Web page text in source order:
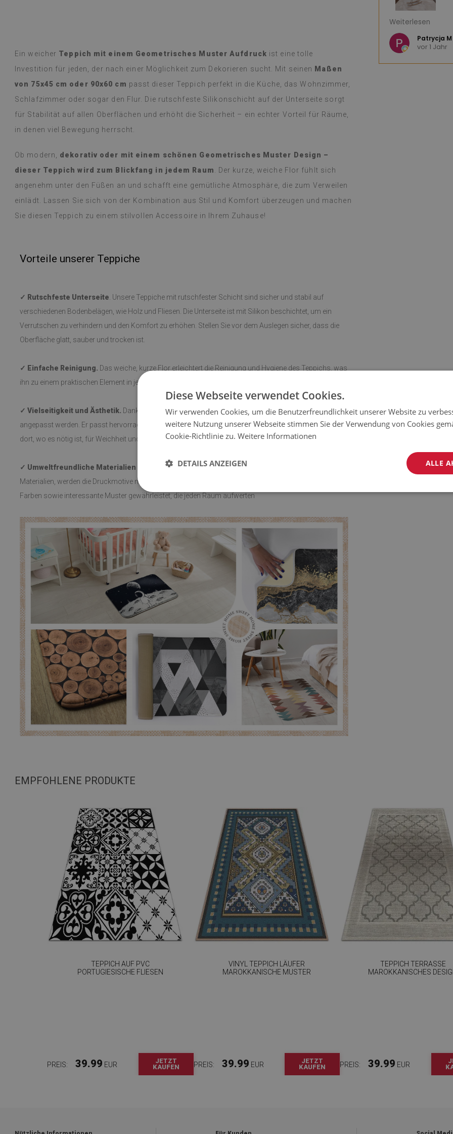
Ein weicher Teppich mit einem Geometrisches Muster Aufdruck ist eine tolle
Investition für jeden, der nach einer Möglichkeit zum Dekorieren sucht. Mit seinen Maßen
von 75x45 cm oder 90x60 cm passt dieser Teppich perfekt in die Küche, das Wohnzimmer,
Schlafzimmer oder sogar den Flur. Die rutschfeste Silikonschicht auf der Unterseite sorgt
für Stabilität auf allen Oberflächen und erhöht die Sicherheit – ein echter Vorteil für Räume,
in denen viel Bewegung herrscht.
Ob modern, dekorativ oder mit einem schönen Geometrisches Muster Design –
dieser Teppich wird zum Blickfang in jedem Raum
. Der kurze, weiche Flor fühlt sich
angenehm unter den Füßen an und schafft eine gemütliche Atmosphäre, die zum Verweilen
einlädt. Lassen Sie sich von der Kombination aus Stil und Komfort überzeugen und machen
Sie diesen Teppich zu einem stilvollen Accessoire in Ihrem Zuhause!
Vorteile unserer Teppiche
✓ Rutschfeste Unterseite . Unsere Teppiche mit rutschfester Schicht sind sicher und stabil auf
verschiedenen Bodenbelägen, wie Holz und Fliesen. Die Unterseite ist mit Silikon beschichtet, um ein
Verrutschen zu verhindern und den Komfort zu erhöhen. Stellen Sie vor dem Auslegen sicher, dass die
Oberfläche glatt, sauber und trocken ist.
✓ Einfache Reinigung. Das weiche, kurze Flor erleichtert die Reinigung und Hygiene des Teppichs, was
ihn zu einem praktischen Element in jedem Raum macht.
✓ Vielseitigkeit und Ästhetik. Dank der verschiedenen Muster kann der Teppich in jedem Raum
angepasst werden. Er passt hervorragend neben das Bett, in den Flur oder ins Wohnzimmer und sorgt
dort, wo es nötig ist, für Weichheit und Komfort.
✓ Umweltfreundliche Materialien und intensive Farben.Hergestellt aus umweltfreundlichen
Materialien, werden die Druckmotive mit der Sublimationstechnik erstellt, was dauerhafte und lebendige
Farben sowie interessante Muster gewährleistet, die jeden Raum aufwerten
beschrieben, gut verpackt. Die Anbringung war
mühelos, und das Ergebnis ist fantastisch. Ich bin
begeistert und immer noch erstaunt, was so eine
einer Woche, und selbst beim häufigen Kochen auf
dem Gasherd (über die Feiertage) habe ich keinerlei
empfehlen.
Ich bin sehr
nur empfehlen :)
Weiterlesen
Patrycja M
vor 1 Jahr
EMPFOHLENE PRODUKTE
TEPPICH AUF PVC
PORTUGIESISCHE FLIESEN
PREIS: 39.99 EUR
JETZT
KAUFEN
VINYL TEPPICH LÄUFER
MAROKKANISCHE MUSTER
PREIS: 39.99 EUR
JETZT
KAUFEN
TEPPICH TERRASSE
MAROKKANISCHES
PREIS: 39.99 EUR
Diese Webseite verwendet Cookies.
Wir verwenden Cookies, um die Benutzerfreundlichkeit unserer Website zu
weitere Nutzung unserer Webseite stimmen Sie der Verwendung von Cookies
Cookie-Richtlinie zu. Weitere Informationen
ALLE
DETAILS ANZEIGEN